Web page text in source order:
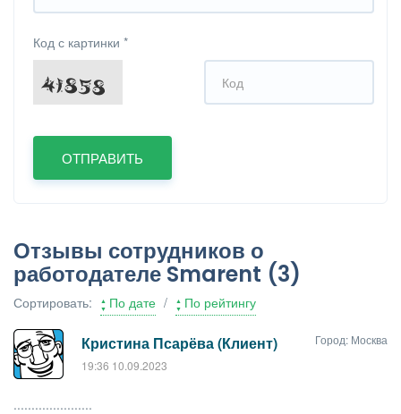
Код с картинки *
Отзывы сотрудников о
работодателе Smarent (3)
Сортировать: По дате / По рейтингу
Кристина Псарёва (Клиент)
19:36 10.09.2023
Город: Москва
......................